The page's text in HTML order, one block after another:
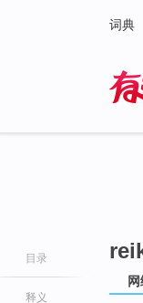
词典
目录
释义